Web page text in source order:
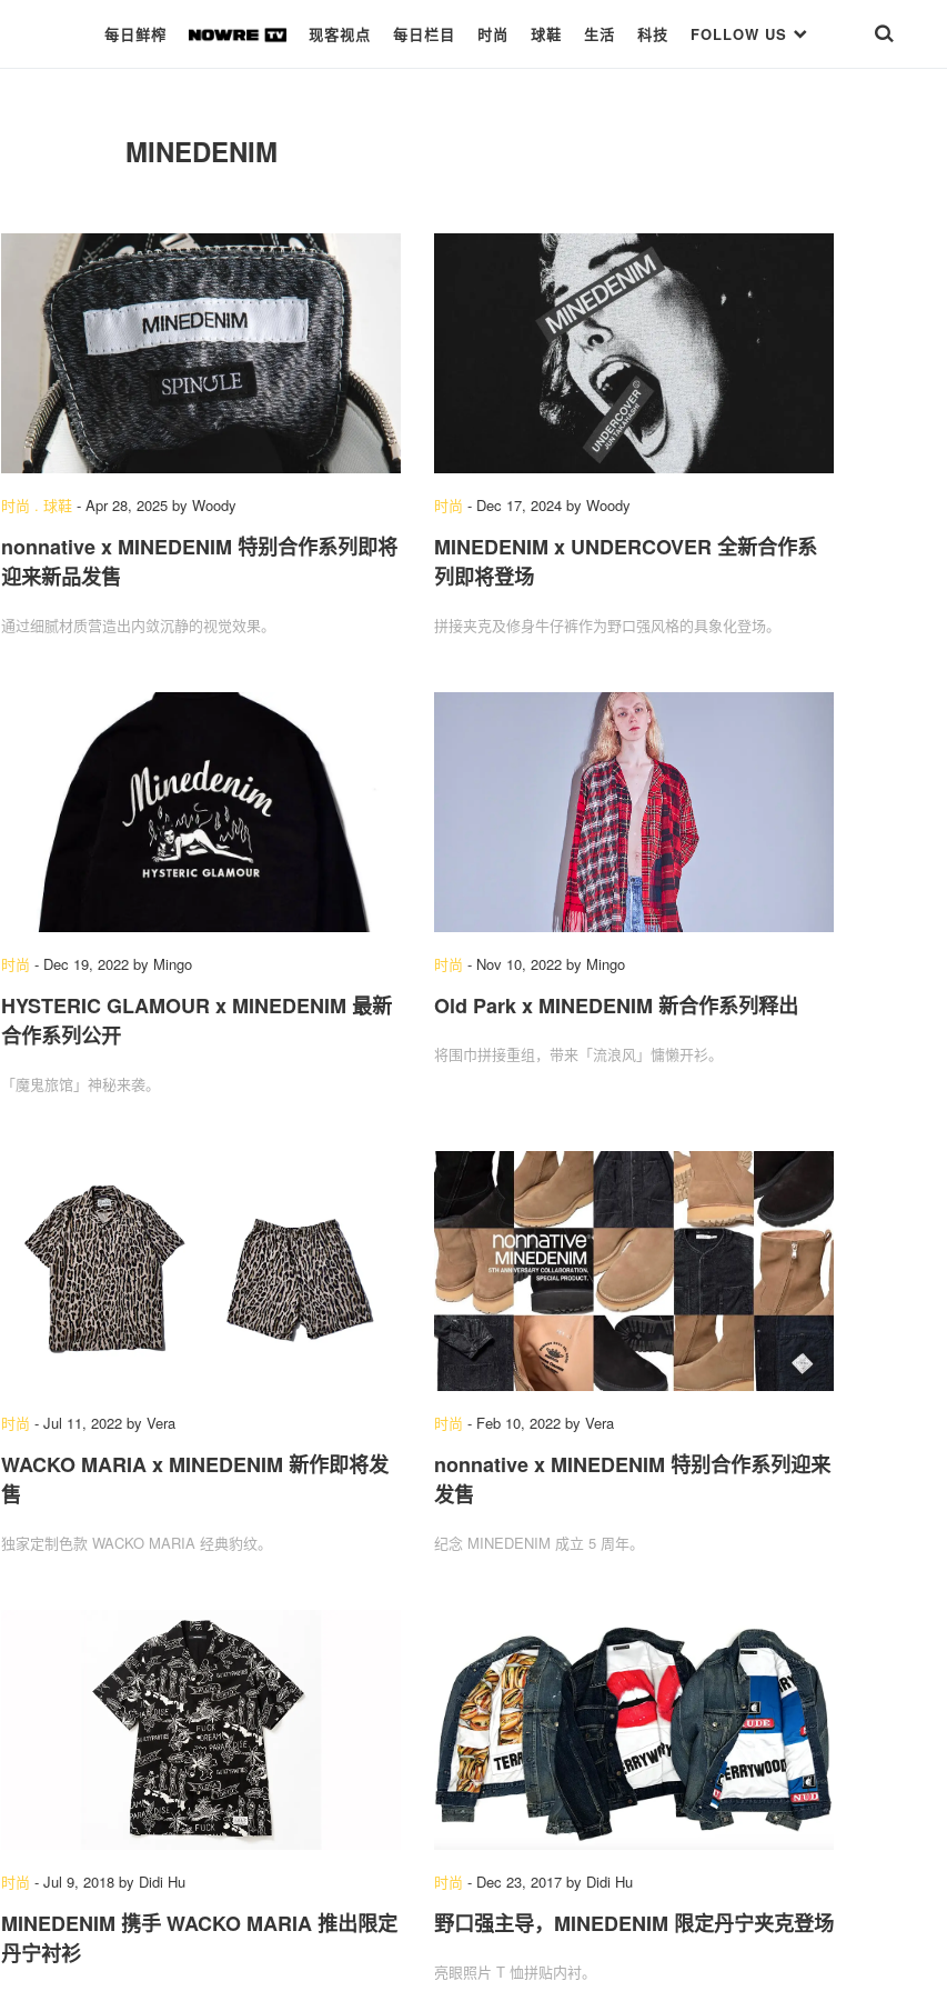
每日鲜榨 现客视点 每日栏目 时尚 球鞋 生活 科技 FOLLOW US
每日栏目
时 尚
球 鞋
生 活
科 技
关于我们
MINEDENIM
时尚 . 球鞋 - Apr 28, 2025 by Woody
nonnative x MINEDENIM 特别合作系列即将
迎来新品发售
通过细腻材质营造出内敛沉静的视觉效果。
时尚 - Dec 17, 2024 by Woody
MINEDENIM x UNDERCOVER 全新合作系
列即将登场
拼接夹克及修身牛仔裤作为野口强风格的具象化登场。
时尚 - Dec 19, 2022 by Mingo
HYSTERIC GLAMOUR x MINEDENIM 最新
合作系列公开
「魔鬼旅馆」神秘来袭。
时尚 - Nov 10, 2022 by Mingo
Old Park x MINEDENIM 新合作系列释出
将围巾拼接重组，带来「流浪风」慵懒开衫。
时尚 - Jul 11, 2022 by Vera
WACKO MARIA x MINEDENIM 新作即将发
售
独家定制色款 WACKO MARIA 经典豹纹。
时尚 - Feb 10, 2022 by Vera
nonnative x MINEDENIM 特别合作系列迎来
发售
纪念 MINEDENIM 成立 5 周年。
时尚 - Jul 9, 2018 by Didi Hu
MINEDENIM 携手 WACKO MARIA 推出限定
丹宁衬衫
时尚 - Dec 23, 2017 by Didi Hu
野口强主导，MINEDENIM 限定丹宁夹克登场
亮眼照片 T 恤拼贴内衬。